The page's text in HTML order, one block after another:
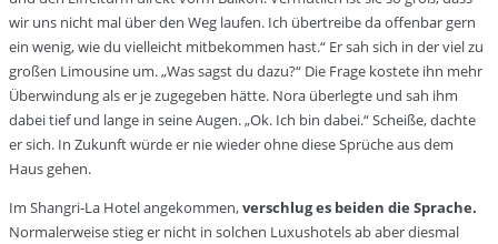
wir uns nicht mal über den Weg laufen. Ich übertreibe da offenbar gern
ein wenig, wie du vielleicht mitbekommen hast.“ Er sah sich in der viel zu
großen Limousine um. „Was sagst du dazu?“ Die Frage kostete ihn mehr
Überwindung als er je zugegeben hätte. Nora überlegte und sah ihm
dabei tief und lange in seine Augen. „Ok. Ich bin dabei.“ Scheiße, dachte
er sich. In Zukunft würde er nie wieder ohne diese Sprüche aus dem
Haus gehen.
Im Shangri-La Hotel angekommen,verschlug es beiden die Sprache.
Normalerweise stieg er nicht in solchen Luxushotels ab aber diesmal